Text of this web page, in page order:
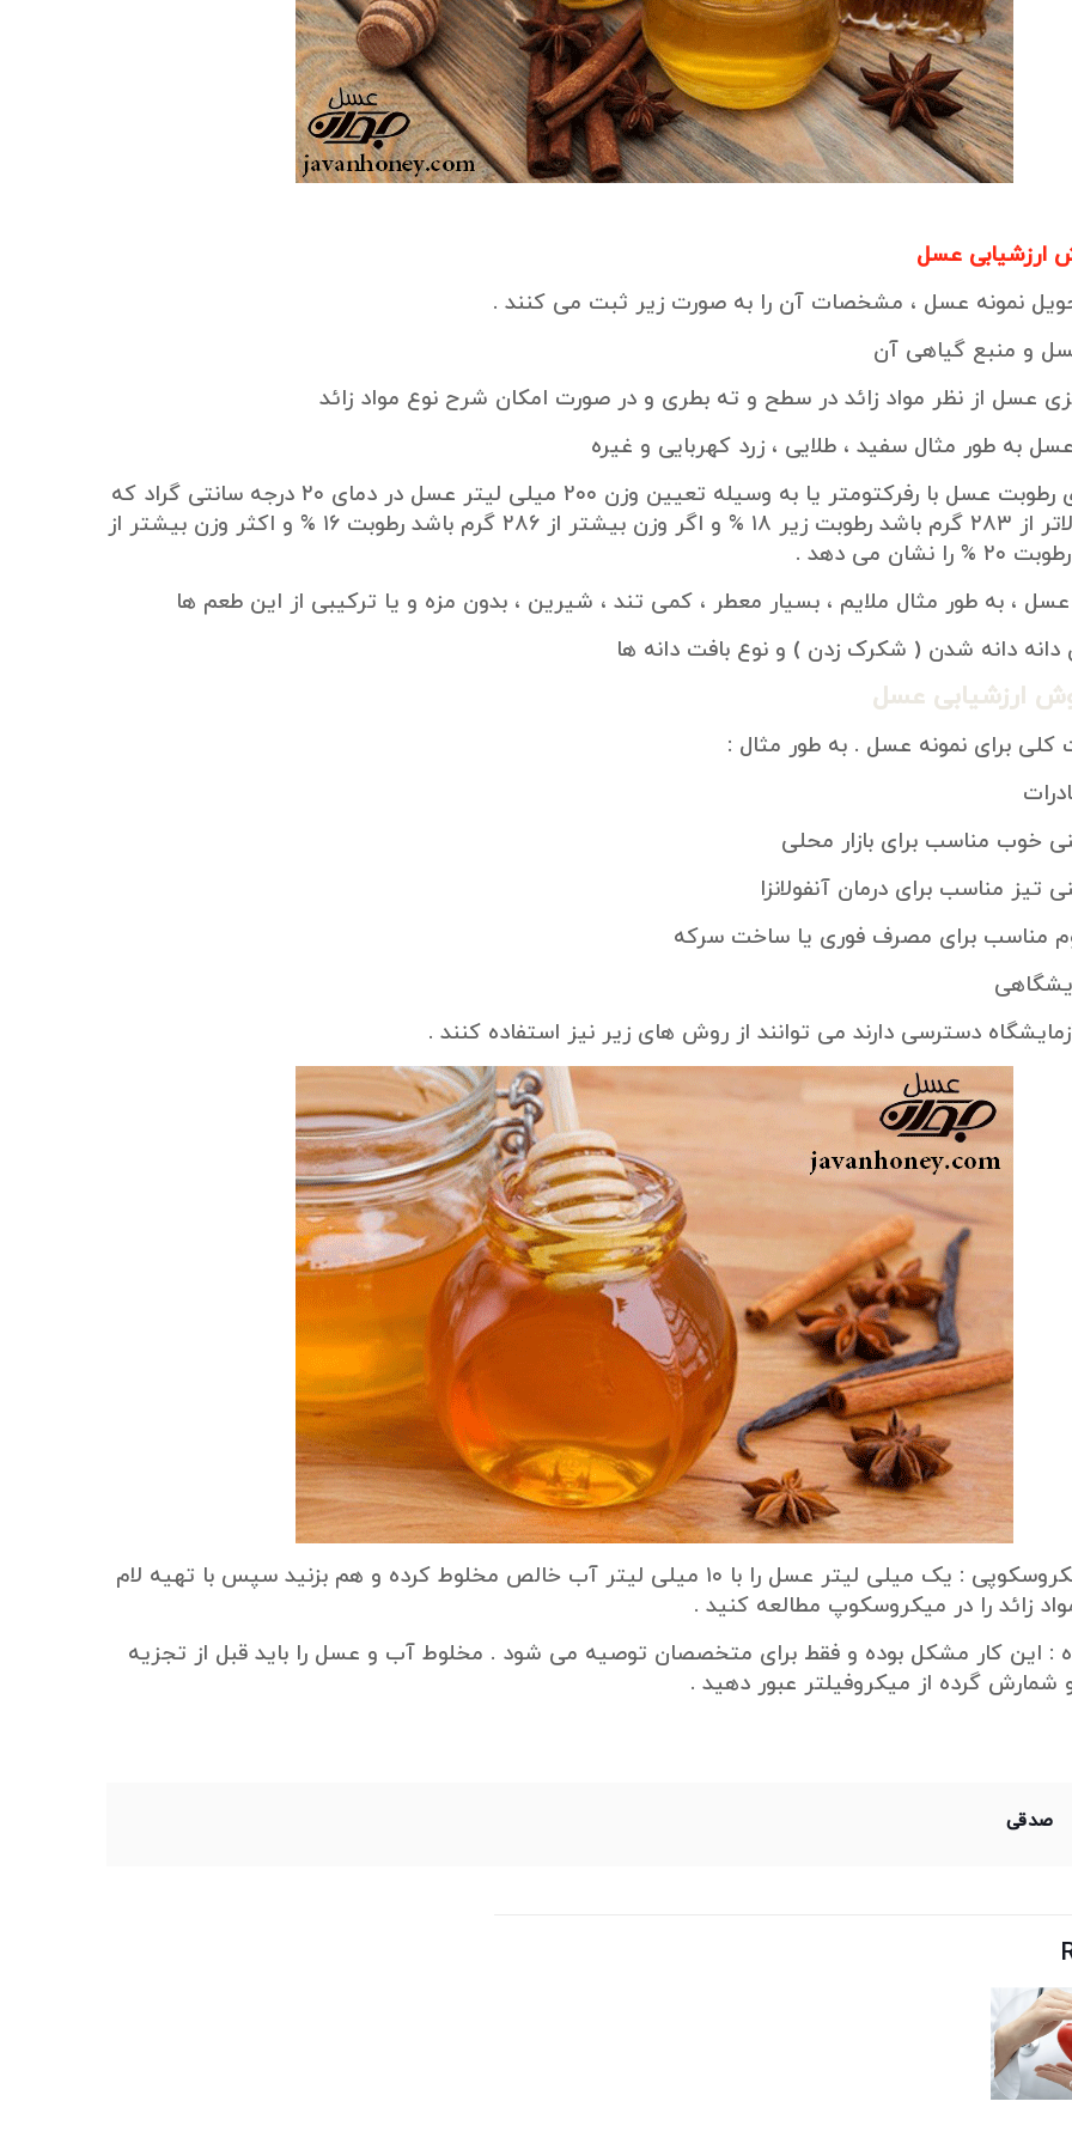
ارزشیابی عسل
نمونه عسل ، مشخصات آن را به صورت زیر ثبت می کنند .
۴ – اندازه گیری رطوبت عسل با رفرکتومتر یا به وسیله تعیین وزن ۲۰۰ میلی لیتر عسل در دمای ۲۰ درجه سانتی گراد که
اکثر وزن آن بالاتر از ۲۸۳ گرم باشد رطوبت زیر ۱۸ % و اگر وزن بیشتر از ۲۸۶ گرم باشد رطوبت ۱۶ % و اکثر وزن بیشتر از
ارزشیابی عسل
خوب مناسب برای بازار محلی
تیز مناسب برای درمان آنفولانزا
مناسب برای مصرف فوری یا ساخت سرکه
دسترسی دارند می توانند از روش های زیر نیز استفاده کنند .
۱ – آزمایش میکروسکوپی : یک میلی لیتر عسل را با ۱۰ میلی لیتر آب خالص مخلوط کرده و هم بزنید سپس با تهیه لام
زائد را در میکروسکوپ مطالعه کنید .
: این کار مشکل بوده و فقط برای متخصصان توصیه می شود . مخلوط آب و عسل را باید قبل از تجزیه
گرده از میکروفیلتر عبور دهید .
صدقی